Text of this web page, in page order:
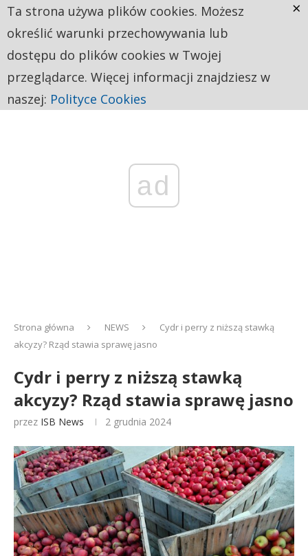
ad
Strona główna NEWS
Cydr i perry z niższą stawką
akcyzy? Rząd stawia sprawę jasno
Cydr i perry z niższą stawką
akcyzy? Rząd stawia sprawę jasno
przez ISB News 2 grudnia 2024
Ta strona używa plików cookies. Możesz
określić warunki przechowywania lub
dostępu do plików cookies w Twojej
przeglądarce. Więcej informacji znajdziesz w
naszej: Polityce Cookies
×